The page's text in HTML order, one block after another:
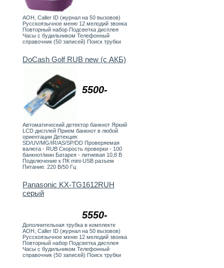
АОН, Caller ID (журнал на 50 вызовов)
Русскоязычное меню 12 мелодий звонка
Повторный набор Подсветка дисплея
Часы с будильником Телефонный
справочник (50 записей) Поиск трубки
5500-
DoCash Golf RUB new (с АКБ)
Автоматический детектор банкнот Яркий
LCD дисплей Прием банкнот в любой
ориентации Детекция:
SD/UV/MG/IR/AS/SP/DD Проверяемая
валюта - RUB Скорость проверки - 100
банкнот/мин Батарея - литиевая 10,8 В
Подключение к ПК mini-USB разъем
Питание: 220 В/50 Гц
5550-
Panasonic KX-TG1612RUH
серый
Дополнительная трубка в комплекте
АОН, Caller ID (журнал на 50 вызовов)
Русскоязычное меню 12 мелодий звонка
Повторный набор Подсветка дисплея
Часы с будильником Телефонный
справочник (50 записей) Поиск трубки